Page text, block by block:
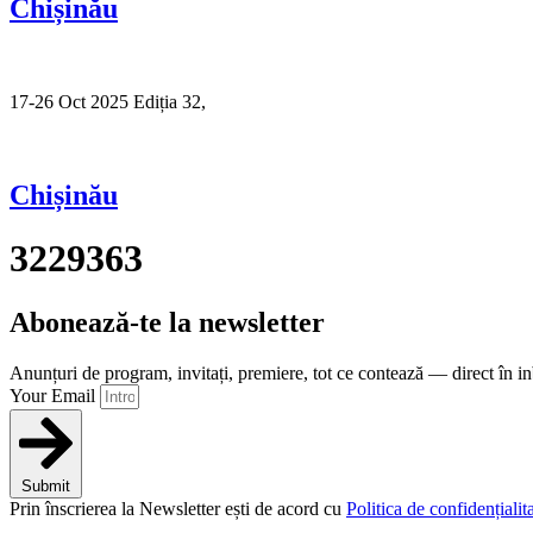
Chișinău
17-26 Oct 2025 Ediția 32,
Chișinău
3229363
Abonează-te la newsletter
Anunțuri de program, invitați, premiere, tot ce contează — direct în
Your Email
Submit
Prin înscrierea la Newsletter ești de acord cu Politica de